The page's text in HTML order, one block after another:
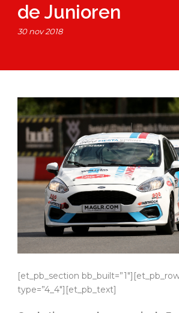
de Junioren
30 nov 2018
[et_pb_section
type=”4_4″][et_pb_text]